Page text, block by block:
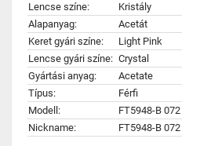
Lencse színe:
Kristály
Alapanyag:
Acetát
Keret gyári színe:
Light Pink
Lencse gyári színe: Crystal
Gyártási anyag:
Acetate
Típus:
Férfi
Modell:
FT5948-B 072
Nickname:
FT5948-B 072